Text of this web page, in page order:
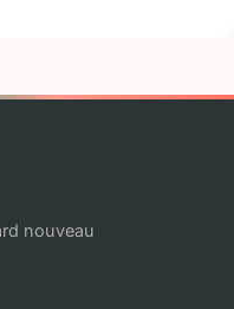
nouveau